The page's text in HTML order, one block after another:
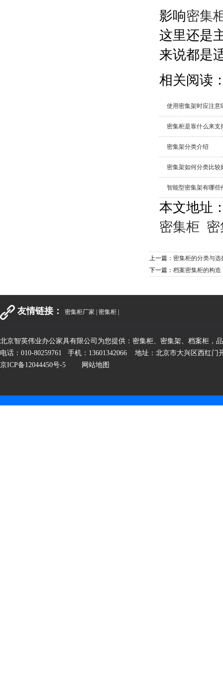
影响密集
这里还是
来说都是
相关阅读
使用密集架时应注意
密集柜是靠什么来支
密集架分类介绍
密集架如何分类比较
智能型密集架有哪些
本文地址
密集柜
上一篇： 密集柜的分类与选
下一篇： 档案密集柜的构造
友情链接： 密集柜厂家 密集柜
北京智英伟业办公家具有限公司为您提供：密集柜、密集架、档案柜，
电话：010-80259761 手机：13601342066 地址：北京市大兴区西红门
京ICP备12044450号-5
网站地图